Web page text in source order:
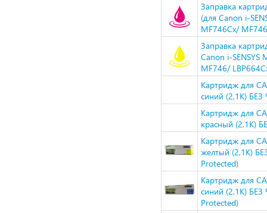
Заправка
(для Canon i-
MF746Cx/
Заправка
Canon i-
MF746/
Картридж для
синий (2,1K)
Картридж для
красный (2,1K)
Картридж для
желтый (2,1K)
Protected)
Картридж для
синий (2,1K) БЕЗ
Protected)